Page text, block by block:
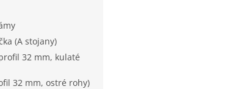
(A stojany)
32 mm, kulaté
32 mm, ostré rohy)